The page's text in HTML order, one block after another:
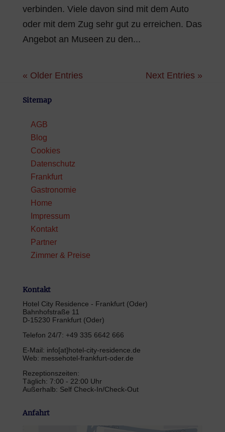
verbinden. Viele davon sind mit dem Auto
oder mit dem Zug sehr gut zu erreichen. Das
Angebot an Museen zu den...
« Older Entries Next Entries »
Sitemap
AGB
Blog
Cookies
Datenschutz
Frankfurt
Gastronomie
Home
Impressum
Kontakt
Partner
Zimmer & Preise
Kontakt
Hotel City Residence - Frankfurt (Oder)
Bahnhofstraße 11
D-15230 Frankfurt (Oder)
Telefon 24/7: +49 335 6642 666
E-Mail: info[at]hotel-city-residence.de
Web: messehotel-frankfurt-oder.de
Rezeptionszeiten:
Täglich: 7:00 - 22:00 Uhr
Außerhalb: Self Check-In/Check-Out
Anfahrt